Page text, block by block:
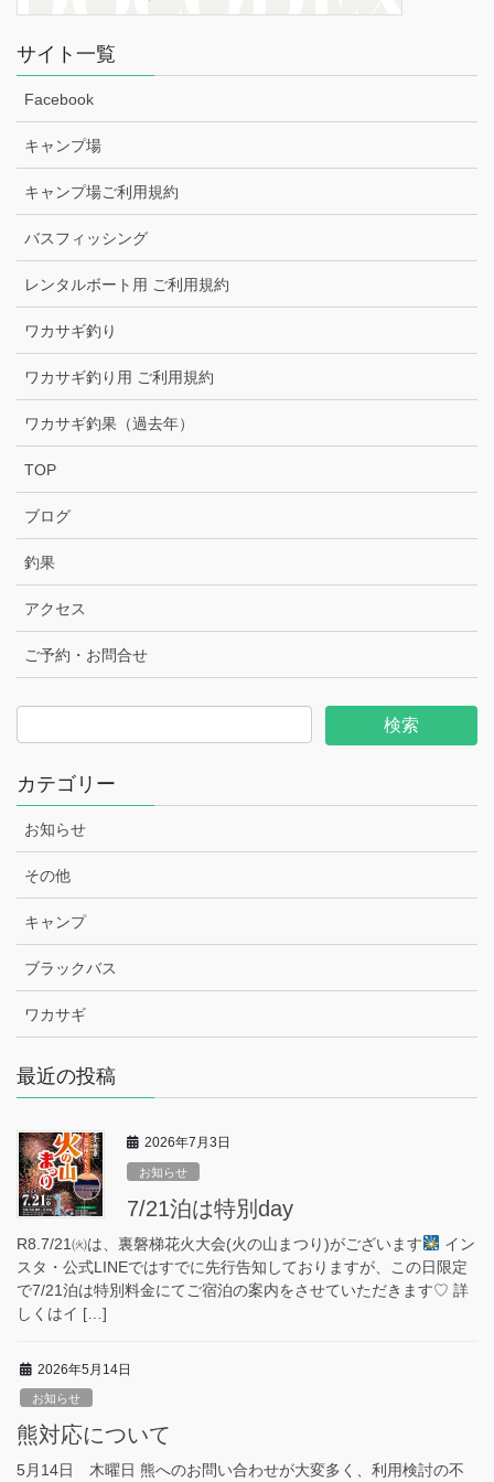
サイト一覧
Facebook
キャンプ場
キャンプ場ご利用規約
バスフィッシング
レンタルボート用 ご利用規約
ワカサギ釣り
ワカサギ釣り用 ご利用規約
ワカサギ釣果（過去年）
TOP
ブログ
釣果
アクセス
ご予約・お問合せ
カテゴリー
お知らせ
その他
キャンプ
ブラックバス
ワカサギ
最近の投稿
2026年7月3日
お知らせ
7/21泊は特別day
R8.7/21㈫は、裏磐梯花火大会(火の山まつり)がございます
イン
スタ・公式LINEではすでに先行告知しておりますが、この日限定
で7/21泊は特別料金にてご宿泊の案内をさせていただきます♡ 詳
しくはイ […]
2026年5月14日
お知らせ
熊対応について
5月14日 木曜日 熊へのお問い合わせが大変多く、利用検討の不